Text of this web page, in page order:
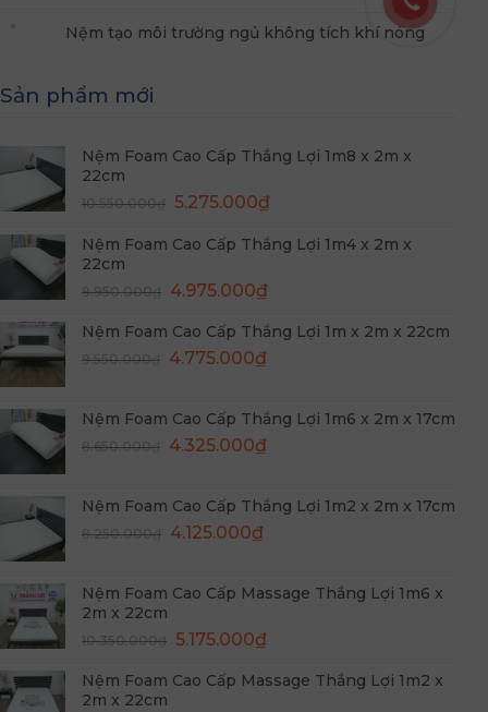
Nệm tạo môi trường ngủ không tích khí nóng
Sản phẩm mới
Nệm Foam Cao Cấp Thắng Lợi 1m8 x 2m x
22cm
10.550.000₫ Giá
là:
5.275.000₫Giá
tại
Nệm Foam Cao Cấp Thắng Lợi 1m4 x 2m x
22cm
9.950.000₫ Giá
là:
9.950.000₫.
4.975.000₫Giá
tại
là:
Nệm Foam Cao Cấp Thắng Lợi 1m x 2m x 22cm
9.550.000₫ Giá
9.550.000₫.
4.775.000₫Giá
là:
4.775.000₫.
Nệm Foam Cao Cấp Thắng Lợi 1m6 x 2m x 17cm
8.650.000₫ Giá
8.650.000₫.
4.325.000₫Giá
là:
Nệm Foam Cao Cấp Thắng Lợi 1m2 x 2m x 17cm
8.250.000₫ Giá
8.250.000₫.
4.125.000₫Giá
là:
Nệm Foam Cao Cấp Massage Thắng Lợi 1m6 x
2m x 22cm
10.350.000₫ Giá
là:
5.175.000₫Giá
tại
Nệm Foam Cao Cấp Massage Thắng Lợi 1m2 x
2m x 22cm